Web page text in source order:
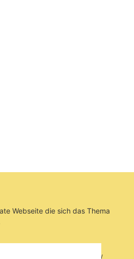
Webseite die sich das Thema
www.bierkreiszeichen.at/